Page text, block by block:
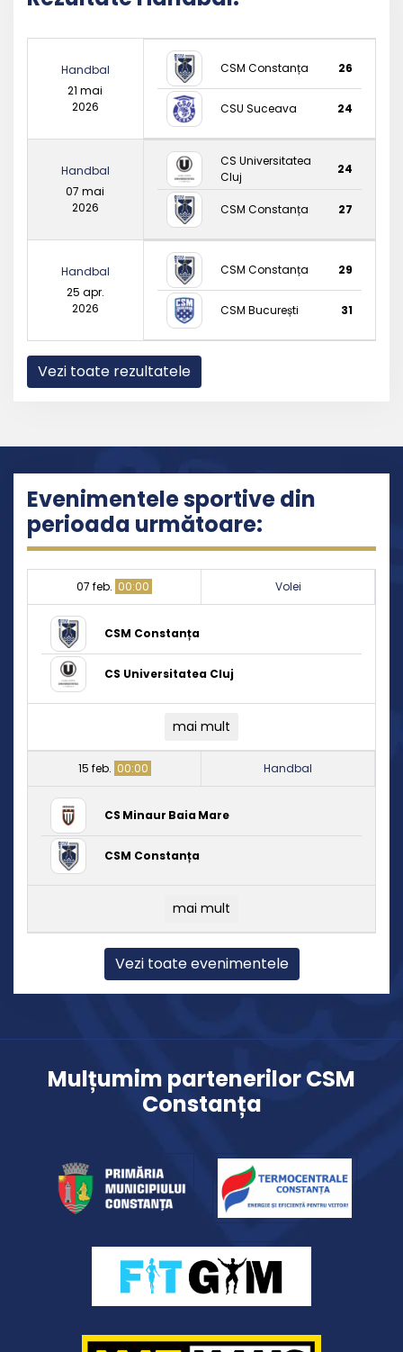
Handbal
21 mai
2026
CSM Constanța 26
CSU Suceava 24
Handbal
07 mai
2026
CS Universitatea
Cluj
24
CSM Constanța 27
Handbal
25 apr.
2026
CSM Constanța 29
CSM București 31
Vezi toate rezultatele
Evenimentele sportive din
perioada următoare:
07 feb. 00:00 Volei
CSM Constanța
CS Universitatea Cluj
mai mult
15 feb. 00:00 Handbal
CS Minaur Baia Mare
CSM Constanța
mai mult
Vezi toate evenimentele
Mulțumim partenerilor CSM
Constanța